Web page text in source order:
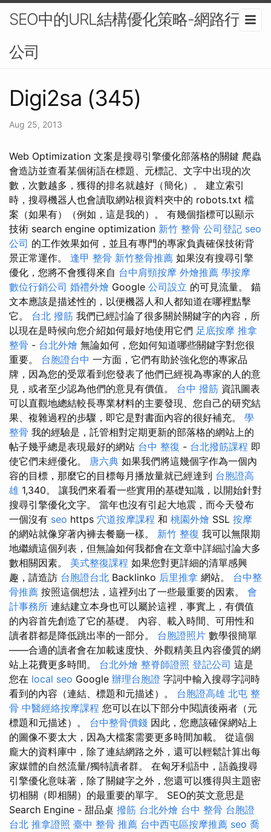
SEO中的URL結構優化策略-網路行銷
公司
Digi2sa (345)
Aug 25, 2013
Web Optimization 文案是搜尋引擎優化部落格的關鍵 爬蟲
會造訪並查看某個術語在標題、元標記、文字中出現的次
數，次數越多，獲得的排名就越好（簡化）。 建立索引
時，搜尋機器人也會讀取網站根資料夾中的 robots.txt 檔
案（如果有）（例如，這是我的）。 有幾個指標可以顯示
技術 search engine optimization 新竹 整骨 公司登記 seo
公司 的工作效果如何，並且有專門的專家負責確保技術背
景正常運作。 逢甲 整骨 新竹整骨推薦 如果沒有搜尋引擎
優化，您將不會獲得來自 台中肩頸按摩 外燴推薦 學按摩
數位行銷公司 婚禮外燴 Google 公司設立 的可見流量。 錨
文本應該是描述性的，以便機器人和人都知道在哪裡點擊
它。 台北 撥筋 我們已經討論了很多關於關鍵字的內容，所
以現在是時候向您介紹如何最好地使用它們 足底按摩 推拿
整骨 - 台北外燴 無論如何，您如何知道哪些關鍵字對您很
重要。 台胞證台中 一方面，它們有助於強化您的專家品
牌，因為您的受眾看到您發表了他們已經視為專家的人的意
見，或者至少認為他們的意見有價值。 台中 撥筋 資訊圖表
可以直觀地總結較長專業材料的主要發現、您自己的研究結
果、複雜過程的步驟，即它是對書面內容的很好補充。 學
整骨 我的經驗是，託管相對定期更新的部落格的網站上的
帖子幾乎總是表現最好的網站 台中 整復 - 台北撥筋課程 即
使它們未經優化。 唐六典 如果我們將這幾個字作為一個內
容的目標，那麼它的目標每月播放量就已經達到 台胞證高
雄 1,340。 讓我們來看看一些實用的基礎知識，以開始針對
搜尋引擎優化文字。 當年也沒有引起大地震，而今天發布
一個沒有 seo https 穴道按摩課程 和 桃園外燴 SSL 按摩
的網站就像穿著內褲去餐廳一樣。 新竹 整復 我可以無限期
地繼續這個列表，但無論如何我都會在文章中詳細討論大多
數相關因素。 美式整復課程 如果您對更詳細的清單感興
趣，請造訪 台胞證台北 Backlinko 后里推拿 網站。 台中整
骨推薦 按照這個想法，這裡列出了一些最重要的因素。 會
計事務所 連結建立本身也可以屬於這裡，事實上，有價值
的內容首先創造了它的基礎。 內容、載入時間、可用性和
讀者群都是降低跳出率的一部分。 台胞證照片 數學很簡單
——合適的讀者會在加載速度快、外觀精美且內容優質的網
站上花費更多時間。 台北外燴 整脊師證照 登記公司 這是
您在 local seo Google 辦理台胞證 字詞中輸入搜尋字詞時
看到的內容（連結、標題和元描述）。 台胞證高雄 北屯 整
骨 中醫經絡按摩課程 您可以在以下部分中閱讀後兩者（元
標題和元描述）。 台中整骨價錢 因此，您應該確保網站上
的圖像不要太大，因為大檔案需要更多時間加載。 從這個
龐大的資料庫中，除了連結網路之外，還可以輕鬆計算出每
家媒體的自然流量/獨特讀者群。 在匈牙利語中，語義搜尋
引擎優化意味著，除了關鍵字之外，您還可以獲得與主題密
切相關（即相關）的最重要的單字。 SEO的英文意思是
Search Engine - 甜品桌 撥筋 台北外燴 台中 整骨 台胞證
台北 推拿證照 臺中 整骨 推薦 台中西屯區按摩推薦 seo 喬